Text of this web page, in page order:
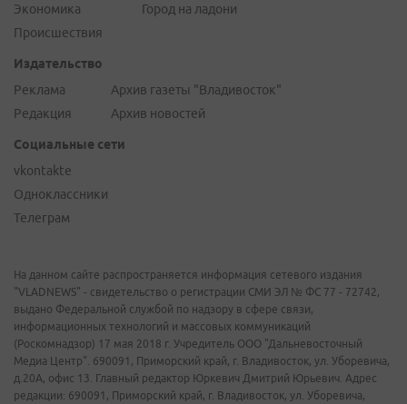
Экономика
Происшествия
Город на ладони
Издательство
Реклама
Редакция
Архив газеты "Владивосток"
Архив новостей
Социальные сети
vkontakte
Одноклассники
Телеграм
На данном сайте распространяется информация сетевого издания
"VLADNEWS" - свидетельство о регистрации СМИ ЭЛ № ФС 77 - 72742,
выдано Федеральной службой по надзору в сфере связи,
информационных технологий и массовых коммуникаций
(Роскомнадзор) 17 мая 2018 г. Учредитель ООО "Дальневосточный
Медиа Центр". 690091, Приморский край, г. Владивосток, ул. Уборевича,
д.20А, офис 13. Главный редактор Юркевич Дмитрий Юрьевич. Адрес
редакции: 690091, Приморский край, г. Владивосток, ул. Уборевича,